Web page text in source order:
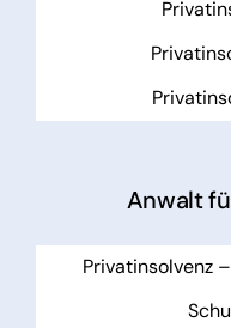
Anwalt
Privatinsolvenz